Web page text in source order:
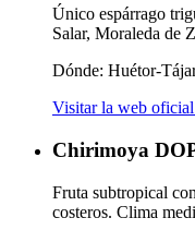
Único espárrago
Salar, Moraleda de
Dónde: Huétor-
Visitar la web
Chirimoya
Fruta subtropical
costeros. Clima